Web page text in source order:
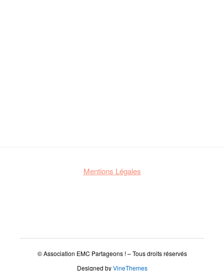
Mentions Légales
© Association EMC Partageons ! – Tous droits réservés
Designed byVineThemes